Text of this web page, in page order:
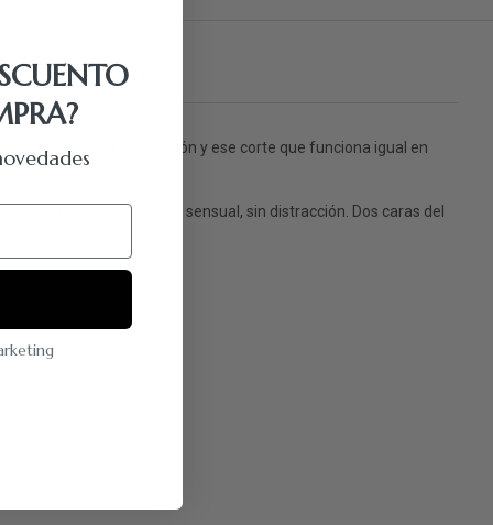
no necesita explicación y ese corte que funciona igual en
el registro — limpio, sensual, sin distracción. Dos caras del